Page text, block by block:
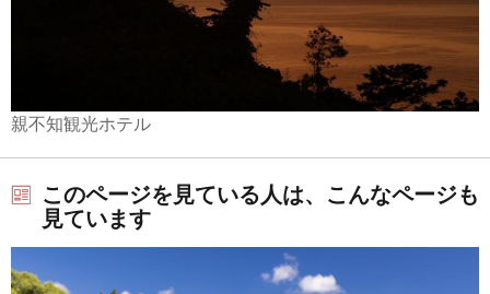
親不知観光ホテル
このページを見ている人は、こんなページも
見ています